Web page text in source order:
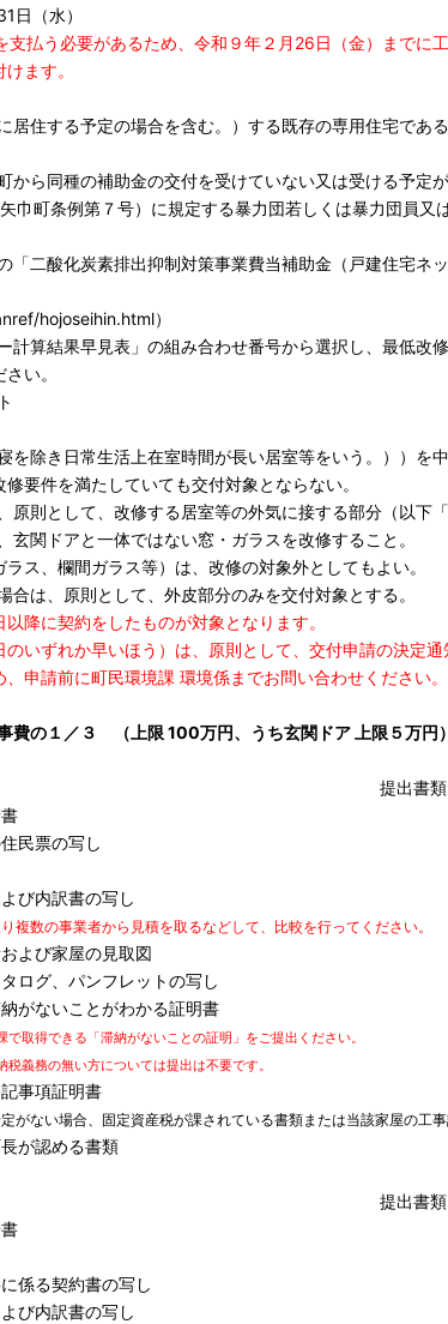
日（水）
払う必要があるため、令和９年２月26日（金）までに
ます。
居住する予定の場合を含む。）する既存の専用住宅であ
から同種の補助金の交付を受けていない又は受ける予定が
巾町条例第７号）に規定する暴力団若しくは暴力団員又
「二酸化炭素排出抑制対策事業費当補助金（戸建住宅ネ
hojoseihin.html）
算結果早見表」の組み合わせ番号から選択し、最低改修
い。
を除き日常生活上在室時間が長い居室等をいう。））を
要件を満たしていても交付対象とならない。
原則として、改修する居室等の外気に接する部分（以下
玄関ドアと一体ではない窓・ガラスを改修すること。
ス、欄間ガラス等）は、改修の対象外としてもよい。
合は、原則として、外皮部分のみを交付対象とする。
降に契約をしたものが対象となります。
いずれか早いほう）は、原則として、交付申請の決定通
申請前に町民環境課 環境係までお問い合わせください。
費の１／３
（上限 100万円、うち玄関ドア 上限５万円）
提出書類
民票の写し
び内訳書の写し
複数の事業者から見積を取るなどして、比較を行ってください。
よび家屋の見取図
ログ、パンフレットの写し
がないことがわかる証明書
で取得できる「滞納がないことの証明」をご提出ください。
税義務の無い方については提出は不要です。
事項証明書
がない場合、固定資産税が課されている書類または当該家屋の工
が認める書類
提出書類
係る契約書の写し
び内訳書の写し